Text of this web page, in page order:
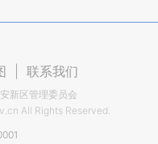
联系我们
新区管理委员会
All Rights Reserved.